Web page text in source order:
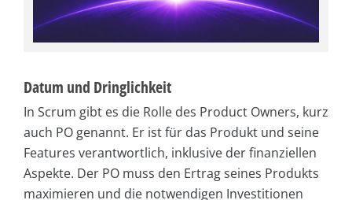
Datum und Dringlichkeit
In Scrum gibt es die Rolle des Product Owners, kurz
auch PO genannt. Er ist für das Produkt und seine
Features verantwortlich, inklusive der finanziellen
Aspekte. Der PO muss den Ertrag seines Produkts
maximieren und die notwendigen Investitionen